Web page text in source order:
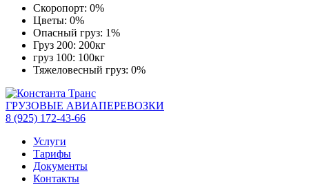
Скоропорт: 0%
Цветы: 0%
Опасный груз: 1%
Груз 200: 200кг
груз 100: 100кг
Тяжеловесный груз: 0%
ГРУЗОВЫЕ АВИАПЕРЕВОЗКИ
8 (925) 172-43-66
Услуги
Тарифы
Документы
Контакты